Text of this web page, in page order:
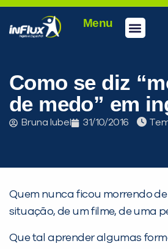
Menu
Como se diz
de medo” em
Bruna Iubel 31/10/2016
Quem nunca ficou morrendo
situação, de um filme, de uma
Que tal aprender algumas